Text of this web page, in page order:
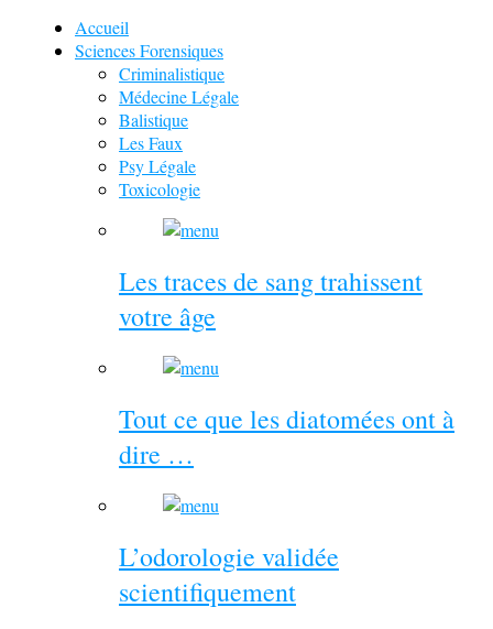
Accueil
Sciences Forensiques
Criminalistique
Médecine Légale
Balistique
Les Faux
Psy Légale
Toxicologie
Les traces de sang trahissent
votre âge
Tout ce que les diatomées ont à
dire …
L’odorologie validée
scientifiquement